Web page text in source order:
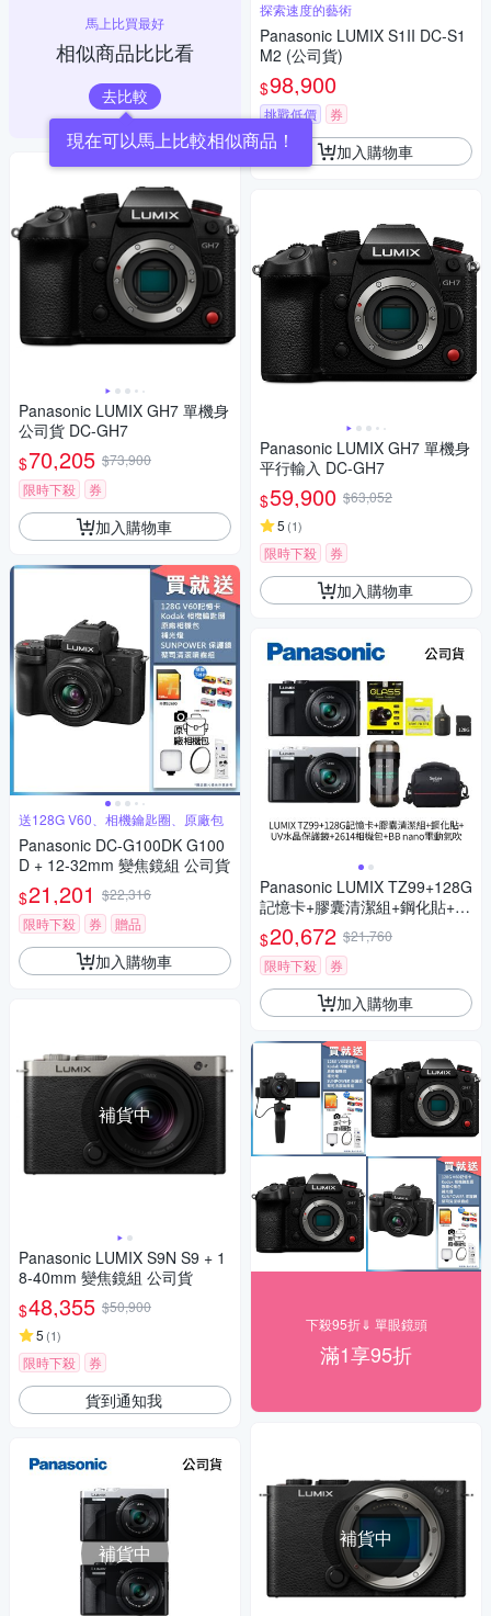
馬上比買最好
相似商品比比看
去比較
現在可以馬上比較相似商品！
Panasonic LUMIX GH7 單機身
公司貨 DC-GH7
$70,205 $73,900
限時下殺
券
加入購物車
送128G V60、相機鑰匙圈、原廠包
Panasonic DC-G100DK G100
D + 12-32mm 變焦鏡組 公司貨
$21,201 $22,316
限時下殺
券 贈品
加入購物車
補貨中
Panasonic LUMIX S9N S9 + 1
8-40mm 變焦鏡組 公司貨
$48,355 $50,900
5 (1)
限時下殺 券
貨到通知我
補貨中
探索速度的藝術
Panasonic LUMIX S1II DC-S1
M2 (公司貨)
$98,900
挑戰低價 券
加入購物車
Panasonic LUMIX GH7 單機身
平行輸入 DC-GH7
$59,900 $63,052
5 (1)
限時下殺 券
加入購物車
Panasonic LUMIX TZ99+128G
記憶卡+膠囊清潔組+鋼化貼+水
晶保護鏡+2614相機包+NITEC
ORE BB nano 迷你電動氣吹
(公司貨)
$20,672 $21,760
限時下殺
券
加入購物車
下殺95折⇓ 單眼鏡頭
滿1享95折
補貨中